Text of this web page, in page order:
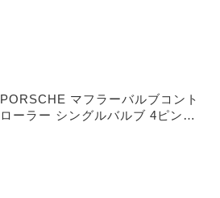
PORSCHE マフラーバルブコント
ローラー シングルバルブ 4ピンタ